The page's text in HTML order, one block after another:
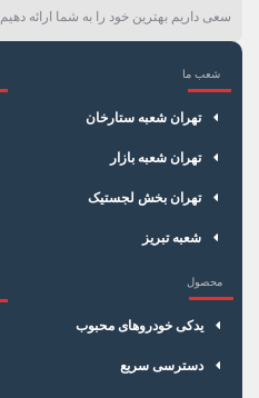
سعی داریم بهترین خود را به شما ارائه دهیم
شعب ما
تهران شعبه ستارخان
تهران شعبه بازار
تهران بخش لجستیک
شعبه تبریز
محصول
یدکی خودروهای محبوب
دسترسی سریع
×